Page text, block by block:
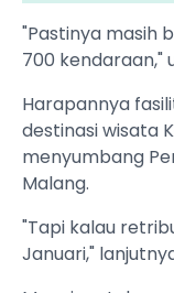
"Pastinya masih
700 kendaraan,"
Harapannya
destinasi wisata
menyumbang
Malang.
"Tapi kalau
Januari,"